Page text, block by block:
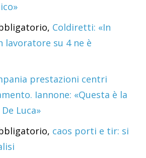
Coldiretti: «In
lavoratore su 4 ne è
prestazioni centri
Iannone: «Questa è la
Luca»
caos porti e tir: si